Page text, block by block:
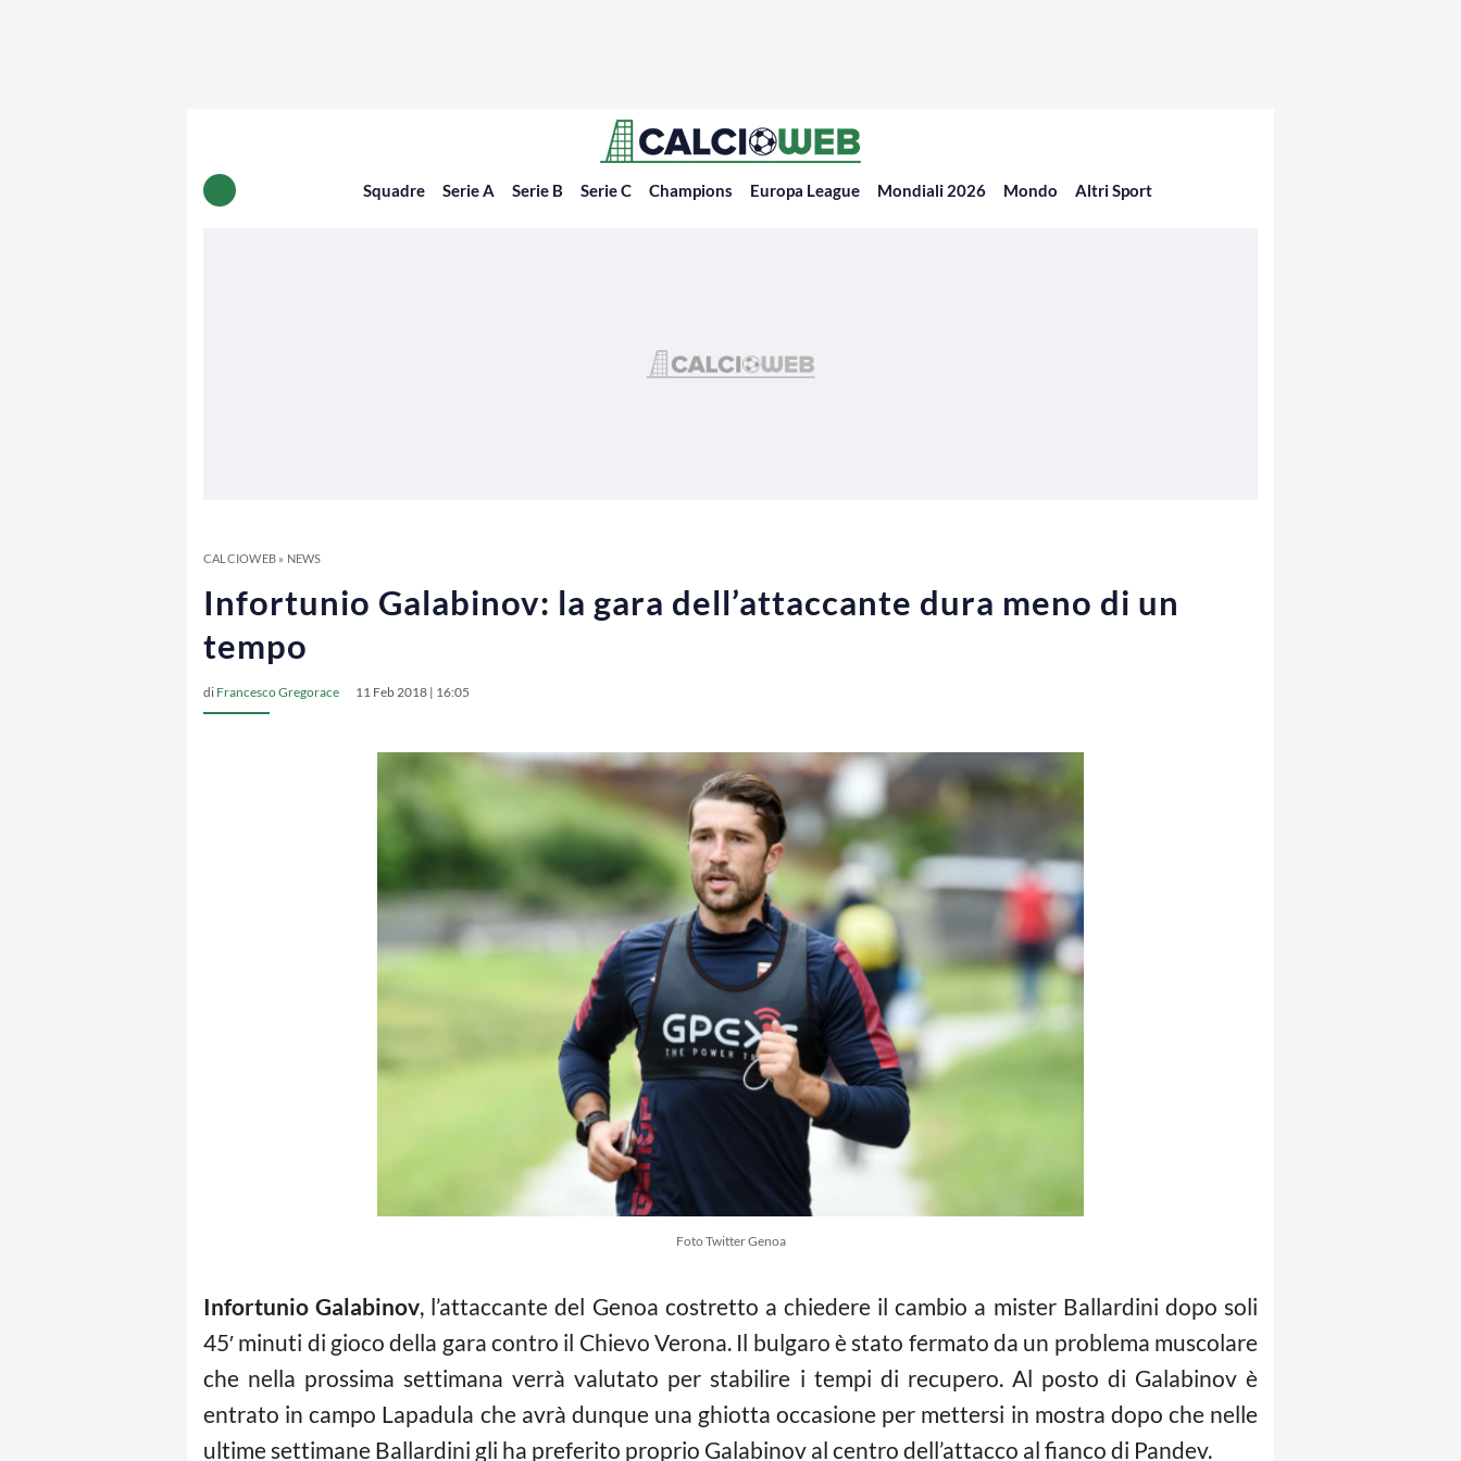
Squadre Serie A Serie B Serie C Champions Europa League Mondiali 2026 Mondo Altri Sport
CALCIOWEB» NEWS
Infortunio Galabinov: la gara dell’attaccante dura meno di un
tempo
di Francesco Gregorace 11 Feb 2018 | 16:05
Foto Twitter Genoa
Infortunio Galabinov, l’attaccante del Genoa costretto a chiedere il cambio a mister Ballardini dopo soli
45′ minuti di gioco della gara contro il Chievo Verona. Il bulgaro è stato fermato da un problema muscolare
che nella prossima settimana verrà valutato per stabilire i tempi di recupero. Al posto di Galabinov è
entrato in campo Lapadula che avrà dunque una ghiotta occasione per mettersi in mostra dopo che nelle
ultime settimane Ballardini gli ha preferito proprio Galabinov al centro dell’attacco al fianco di Pandev.